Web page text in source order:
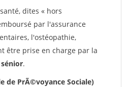
dites « hors
par l'assurance
l'ostéopathie,
être prise en charge par la
.
de PrÃ©voyance Sociale)